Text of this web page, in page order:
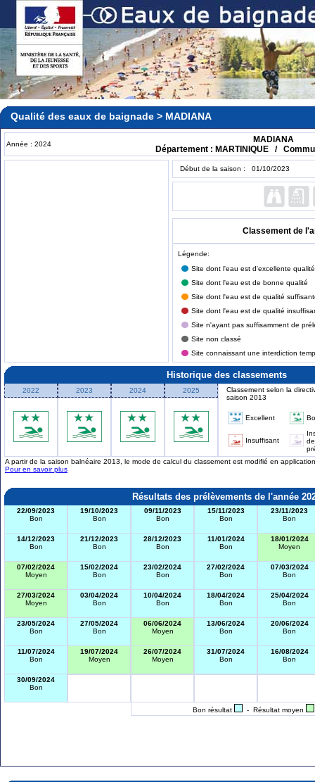
Qualité des eaux de baignade > MADIANA
Année : 2024
MADIANA
Département : MARTINIQUE /
Début de la saison : 01/10/2023
Classement de
Légende:
Site dont l'eau est d'excellente qualité
Site dont l'eau est de bonne qualité
Site dont l'eau est de qualité
Site dont l'eau est de qualité
Site n'ayant pas suffisamment de
Site non classé
Site connaissant une interdiction
Historique des classements
2022 2023 2024 2025
Classement selon la
saison 2013
Excellent
Insuffisant
de
A partir de la saison balnéaire 2013, le mode de calcul du classement est modifié en
Pour en savoir plus
Résultats des prélèvements de l'année
22/09/2023
Bon
19/10/2023
Bon
09/11/2023
Bon
15/11/2023
Bon
23/11/2023
Bon
14/12/2023
Bon
21/12/2023
Bon
28/12/2023
Bon
11/01/2024
Bon
18/01/2024
Moyen
07/02/2024
Moyen
15/02/2024
Bon
23/02/2024
Bon
27/02/2024
Bon
07/03/2024
Bon
27/03/2024
Moyen
03/04/2024
Bon
10/04/2024
Bon
18/04/2024
Bon
25/04/2024
Bon
23/05/2024
Bon
27/05/2024
Bon
06/06/2024
Moyen
13/06/2024
Bon
20/06/2024
Bon
11/07/2024
Bon
19/07/2024
Moyen
26/07/2024
Moyen
31/07/2024
Bon
16/08/2024
Bon
30/09/2024
Bon
Bon résultat - Résultat moyen